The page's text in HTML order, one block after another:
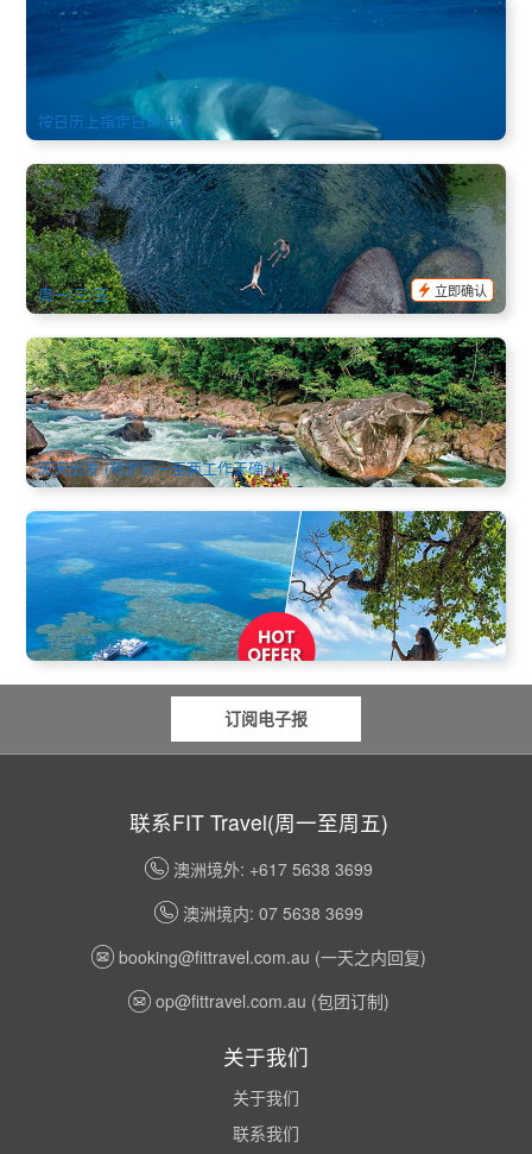
6-7月时节限定 | 遇见小鬚鲸 Minke Whale 凯恩斯大堡礁5天4
晚船宿探索之旅
62 已预订
2,780.00 $2,850.00
按日历上指定日期出发
半日雨林瀑布探险与天然水花梯 (英文) 凯恩斯出发
744 已预订
AUD $126.00 $129.00
CNS03239
周一/三/五
立即确认
塔利河峡谷全日激流泛舟(Tully River Rafting) Mission Beach
美神海滩出发/自驾前往
541 已预订
AUD $250.00 $269.00
CNS03291
天天出发 (预定后一至两工作天确认)
凯恩斯 | 翡翠岛度假村2天1晚+大堡礁探险之旅 Fitzroy Island
Resort & Reef Cruise (入住4.5星高级海岛度假酒店)
1.6k 已预订
AUD $487.00 $534.00
CNS03505
一/三/六出发
订阅电子报
联系FIT Travel(周一至周五)
澳洲境外: +617 5638 3699
澳洲境内: 07 5638 3699
booking@fittravel.com.au (一天之内回复)
op@fittravel.com.au (包团订制)
关于我们
关于我们
联系我们